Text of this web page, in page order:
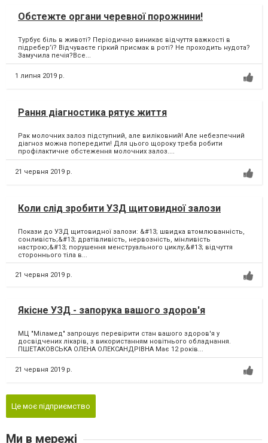
Обстежте органи черевної порожнини!
Турбує біль в животі? Періодично виникає відчуття важкості в
підребер’ї? Відчуваєте гіркий присмак в роті? Не проходить нудота?
Замучила печія?Все...
1 липня 2019 р.
Рання діагностика рятує життя
Рак молочних залоз підступний, але виліковний! Але небезпечний
діагноз можна попередити! Для цього щороку треба робити
профілактичне обстеження молочних залоз....
21 червня 2019 р.
Коли слід зробити УЗД щитовидної залози
Покази до УЗД щитовидної залози: &#13; швидка втомлюванність,
сонливість;&#13; дратівливість, нервозність, мінливість
настрою;&#13; порушення менструального циклу;&#13; відчуття
стороннього тіла в...
21 червня 2019 р.
Якісне УЗД - запорука вашого здоров'я
МЦ "Міламед" запрошує перевірити стан вашого здоров'я у
досвідчених лікарів, з використанням новітнього обладнання.
ПШЕТАКОВСЬКА ОЛЕНА ОЛЕКСАНДРІВНА Має 12 років...
21 червня 2019 р.
Це моє підприємство
Ми в мережі